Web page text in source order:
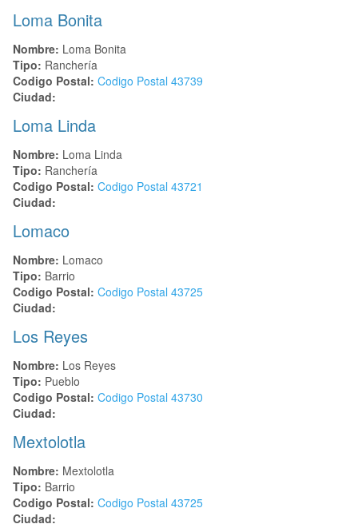
Loma Bonita
Nombre: Loma Bonita
Tipo: Ranchería
Codigo Postal: Codigo Postal 43739
Ciudad:
Loma Linda
Nombre: Loma Linda
Tipo: Ranchería
Codigo Postal: Codigo Postal 43721
Ciudad:
Lomaco
Nombre: Lomaco
Tipo: Barrio
Codigo Postal: Codigo Postal 43725
Ciudad:
Los Reyes
Nombre: Los Reyes
Tipo: Pueblo
Codigo Postal: Codigo Postal 43730
Ciudad:
Mextolotla
Nombre: Mextolotla
Tipo: Barrio
Codigo Postal: Codigo Postal 43725
Ciudad: